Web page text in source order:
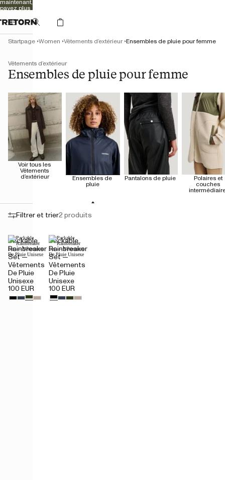
maintenant,
payez plus
Vêtements d’extérieur
Ensembles de pluie pour femme
Startpage Women Vêtements d’extérieur Ensembles de pluie pour femme
Voir tous les
Vêtements
d’extérieur
Ensembles de
pluie
Pantalons de pluie
Polaires et
couches
Filtrer et trier2 produits
Packable
Rainbreaker
Set —
Vêtements
De Pluie
Unisexe
100 EUR
Packable
Rainbreaker
Set —
Vêtements
De Pluie
Unisexe
100 EUR